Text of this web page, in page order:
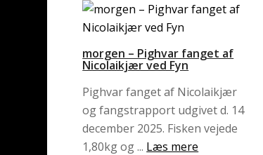
morgen – Pighvar fanget af
Nicolaikjær ved Fyn
Pighvar fanget af Nicolaikjær
og fangstrapport udgivet d. 14
december 2025. Fisken vejede
1,80kg og ... Læs mere